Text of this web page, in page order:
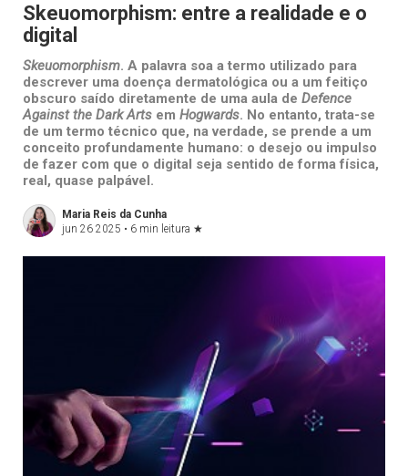
Skeuomorphism: entre a realidade e o
digital
Skeuomorphism. A palavra soa a termo utilizado para
descrever uma doença dermatológica ou a um feitiço
obscuro saído diretamente de uma aula de Defence
Against the Dark Arts em Hogwards. No entanto, trata-se
de um termo técnico que, na verdade, se prende a um
conceito profundamente humano: o desejo ou impulso
de fazer com que o digital seja sentido de forma física,
real, quase palpável.
Maria Reis da Cunha
jun 26 2025 • 6 min leitura ★